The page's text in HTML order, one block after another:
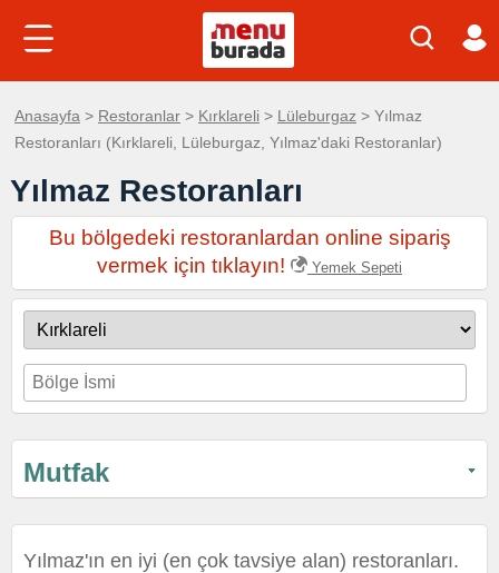
Anasayfa > Restoranlar > Kırklareli > Lüleburgaz > Yılmaz
Restoranları (Kırklareli, Lüleburgaz, Yılmaz'daki Restoranlar)
Yılmaz Restoranları
Bu bölgedeki restoranlardan online sipariş
vermek için tıklayın!
Yemek Sepeti
Mutfak
Yılmaz'ın en iyi (en çok tavsiye alan) restoranları.